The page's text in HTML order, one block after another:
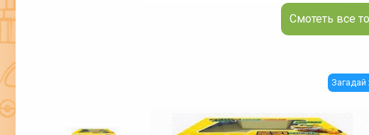
Смотеть все